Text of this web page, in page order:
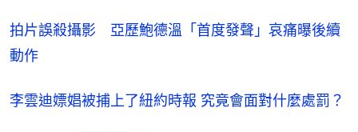
拍片誤殺攝影　亞歷鮑德溫「首度發聲」哀痛曝後續
動作
李雲迪嫖娼被捕上了紐約時報 究竟會面對什麼處罰？